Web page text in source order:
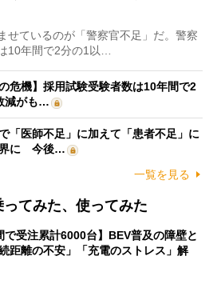
ているのが「警察官不足」だ。警察
10年間で2分の1以…
危機】採用試験受験者数は10年間で2
減がも…
「医師不足」に加えて「患者不足」に
界に 今後…
一覧を見る
てみた、使ってみた
で受注累計6000台】BEV普及の障壁と
距離の不安」「充電のストレス」解